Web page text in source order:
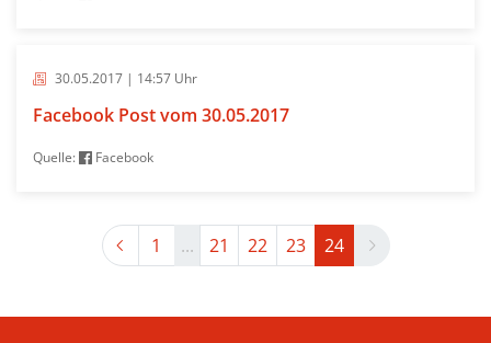
30.05.2017 | 14:57 Uhr
Facebook Post vom 30.05.2017
Quelle: Facebook
Previous
1 ... 21 22 23 24